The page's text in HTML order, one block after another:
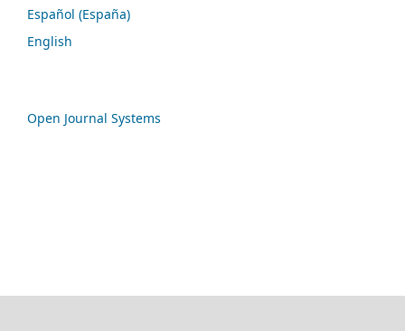
Español (España)
English
Open Journal Systems